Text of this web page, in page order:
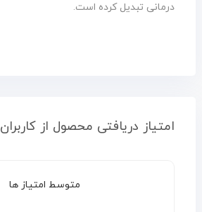
درمانی تبدیل کرده است.
امتیاز دریافتی محصول از کاربران
متوسط امتیاز ها